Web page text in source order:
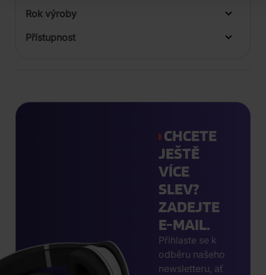
Rok výroby
Přístupnost
CHCETE
JEŠTĚ
VÍCE
SLEV?
ZADEJTE
E-MAIL.
Přihlaste se k
odběru našeho
newsletteru, ať